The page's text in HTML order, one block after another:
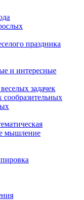
праздника
и интересные
задачек
сообразительных
мышление